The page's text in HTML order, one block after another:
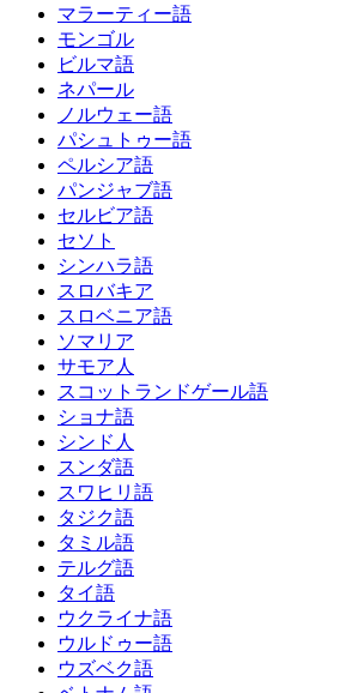
マラーティー語
モンゴル
ビルマ語
ネパール
ノルウェー語
パシュトゥー語
ペルシア語
パンジャブ語
セルビア語
セソト
シンハラ語
スロバキア
スロベニア語
ソマリア
サモア人
スコットランドゲール語
ショナ語
シンド人
スンダ語
スワヒリ語
タジク語
タミル語
テルグ語
タイ語
ウクライナ語
ウルドゥー語
ウズベク語